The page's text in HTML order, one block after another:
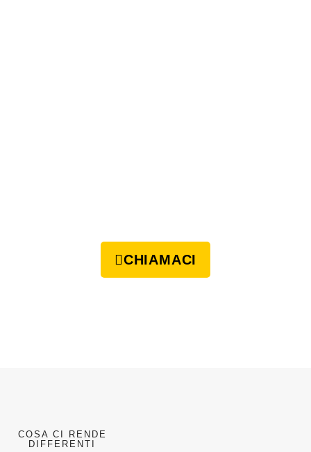
CHIAMACI
COSA CI RENDE
DIFFERENTI